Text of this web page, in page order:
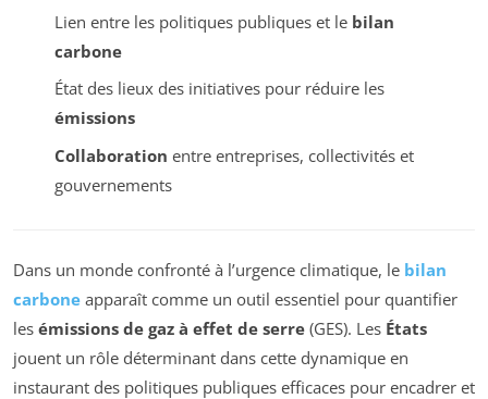
Lien entre les politiques publiques et le bilan
carbone
État des lieux des initiatives pour réduire les
émissions
Collaboration entre entreprises, collectivités et
gouvernements
Dans un monde confronté à l’urgence climatique, le bilan
carbone apparaît comme un outil essentiel pour quantifier
les émissions de gaz à effet de serre (GES). Les États
jouent un rôle déterminant dans cette dynamique en
instaurant des politiques publiques efficaces pour encadrer et